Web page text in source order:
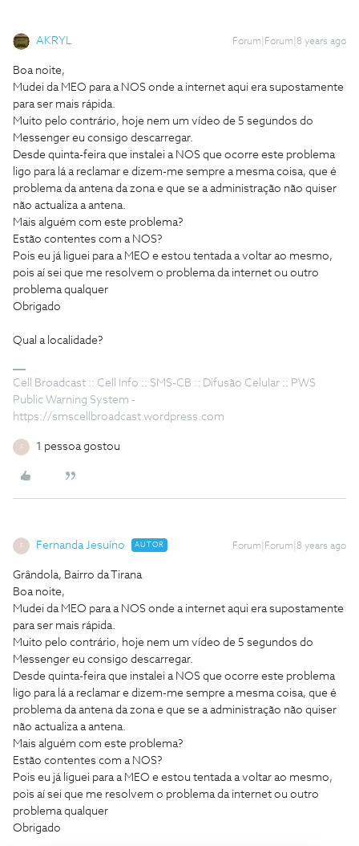
AKRYL Forum|Forum|8 years ago
Boa noite,
Mudei da MEO para a NOS onde a internet aqui era supostamente
para ser mais rápida.
Muito pelo contrário, hoje nem um vídeo de 5 segundos do
Messenger eu consigo descarregar.
Desde quinta-feira que instalei a NOS que ocorre este problema
ligo para lá a reclamar e dizem-me sempre a mesma coisa, que é
problema da antena da zona e que se a administração não quiser
não actualiza a antena.
Mais alguém com este problema?
Estão contentes com a NOS?
Pois eu já liguei para a MEO e estou tentada a voltar ao mesmo,
pois aí sei que me resolvem o problema da internet ou outro
problema qualquer
Obrigado
Qual a localidade?
Cell Broadcast :: Cell Info :: SMS-CB :: Difusão Celular :: PWS
Public Warning System -
https://smscellbroadcast.wordpress.com
1 pessoa gostou
Fernanda Jesuíno AUTOR Forum|Forum|8 years ago
Grândola, Bairro da Tirana
Boa noite,
Mudei da MEO para a NOS onde a internet aqui era supostamente
para ser mais rápida.
Muito pelo contrário, hoje nem um vídeo de 5 segundos do
Messenger eu consigo descarregar.
Desde quinta-feira que instalei a NOS que ocorre este problema
ligo para lá a reclamar e dizem-me sempre a mesma coisa, que é
problema da antena da zona e que se a administração não quiser
não actualiza a antena.
Mais alguém com este problema?
Estão contentes com a NOS?
Pois eu já liguei para a MEO e estou tentada a voltar ao mesmo,
pois aí sei que me resolvem o problema da internet ou outro
problema qualquer
Obrigado